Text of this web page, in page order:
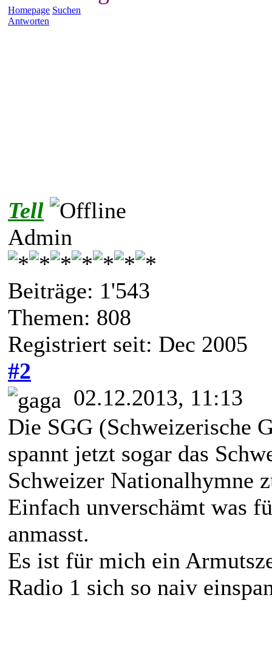
Homepage Suchen
Antworten
Tell
Admin
Beiträge: 1'543
Themen: 808
Registriert seit: Dec 2005
#2
02.12.2013, 11:13
Die SGG (Schweizerische
spannt jetzt sogar das
Schweizer Nationalhymne
Einfach unverschämt was
anmasst.
Es ist für mich ein
Radio 1 sich so naiv